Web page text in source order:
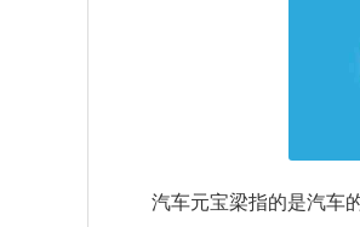
汽车元宝梁指的是汽车